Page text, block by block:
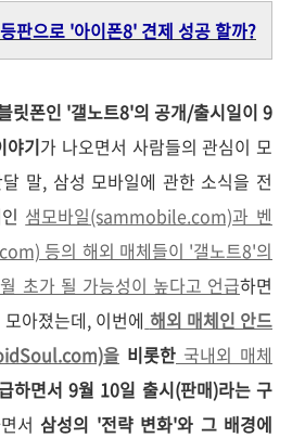
판으로 '아이폰8' 견제 성공 할까?
릿폰인 '갤노트8'의 공개/출시일이 9
야기가 나오면서 사람들의 관심이 모
말, 삼성 모바일에 관한 소식을 전
샘모바일(sammobile.com)과 벤
등의 해외 매체들이 '갤노트8'의
초가 될 가능성이 높다고 언급하면
아졌는데, 이번에 해외 매체인 안드
을 비롯한 국내외 매체
하면서 9월 10일 출시(판매)라는 구
서삼성의 '전략 변화'와 그 배경에